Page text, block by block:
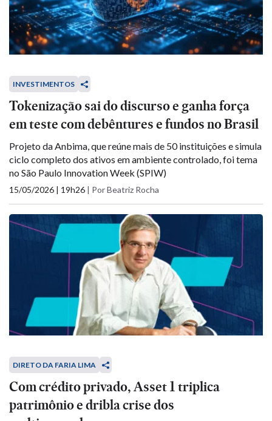
INVESTIMENTOS
Tokenização sai do discurso e ganha força
em teste com debêntures e fundos no Brasil
Projeto da Anbima, que reúne mais de 50 instituições e simula
ciclo completo dos ativos em ambiente controlado, foi tema
no São Paulo Innovation Week (SPIW)
15/05/2026 | 19h26 | Por Beatriz Rocha
DIRETO DA FARIA LIMA
Com crédito privado, Asset 1 triplica
patrimônio e dribla crise dos